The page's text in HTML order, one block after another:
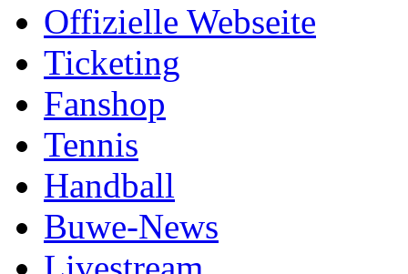
Offizielle Webseite
Ticketing
Fanshop
Tennis
Handball
Buwe-News